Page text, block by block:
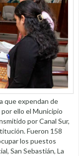
que expendan de
ello el Municipio
por Canal Sur,
Fueron 158
los puestos
San Sebastián, La